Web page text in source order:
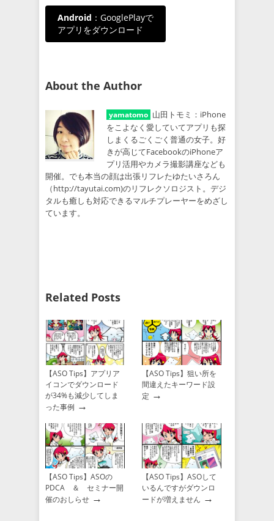
Android ：GooglePlayで
アプリをダウンロード
About the Author
yamatomo 山田トモミ：iPhone
をこよなく愛していてアプリも探
しまくるごくごく普通の女子。好
きが高じてFacebookのiPhoneア
プリ活用やカメラ撮影講座なども
開催。でも本当の顔は出張リフレたゆたいさろん
（http://tayutai.com)のリフレクソロジスト。デジ
タルも癒しも対応できるマルチプレーヤーをめざし
ています。
Related Posts
【ASO Tips】アプリア
イコンでダウンロード
が34%も減少してしま
った事例 →
【ASO Tips】狙い所を
間違えたキーワード設
定 →
【ASO Tips】ASOの
PDCA ＆ セミナー開
催のおしらせ →
【ASO Tips】ASOして
いるんですがダウンロ
ードが増えません →